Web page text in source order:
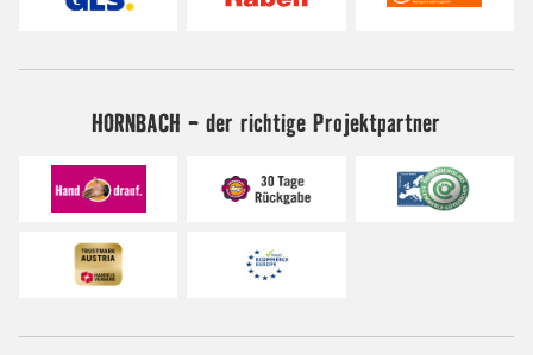
HORNBACH - der richtige Projektpartner